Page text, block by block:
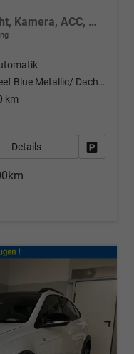
Style 1.0 TSI DSG Style, IQ.Light, Kamera, ACC, Winter, 18-Zoll, 3 J.-Garantie
Reef Blue Metallic/ Dach Schwarz
km
Details